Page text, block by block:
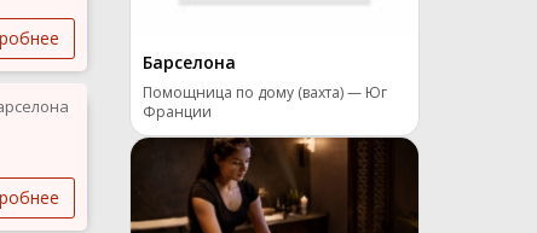
Барселона
Помощница по дому (вахта) — Юг
Франции